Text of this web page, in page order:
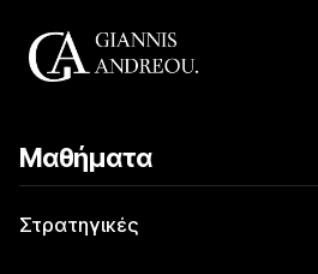
Μαθήματα
Στρατηγικές